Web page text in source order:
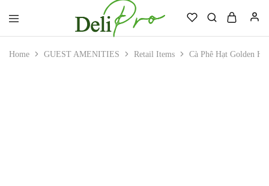
Reliable.
Home GUEST AMENITIES Retail Items Cà Phê Hạt Golden